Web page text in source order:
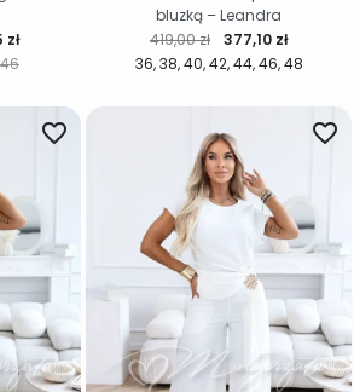
46
zł
36 38 40 42 44 46 48
Cena regularna
419,00 zł Cena
377,10 zł
bluzką – Leandra
favorite_border favorite_border